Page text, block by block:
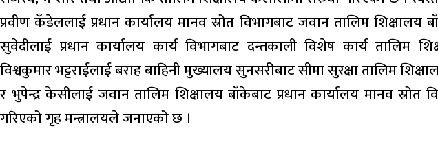
प्रवीण कँडेललाई प्रधान कार्यालय मानव स्रोत विभागबाट जवान तालिम शिक्षालय
सुवेदीलाई प्रधान कार्यालय कार्य विभागबाट दन्तकाली विशेष कार्य तालिम
विश्वकुमार भट्टराईलाई बराह बाहिनी मुख्यालय सुनसरीबाट सीमा सुरक्षा तालिम
र भुपेन्द्र केसीलाई जवान तालिम शिक्षालय बाँकेबाट प्रधान कार्यालय मानव स्रोत
गरिएको गृह मन्त्रालयले जनाएको छ ।